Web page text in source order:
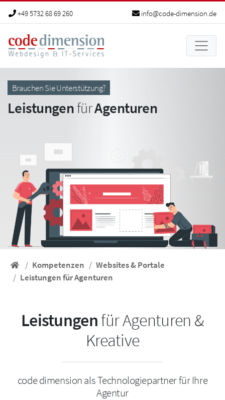
+49 5732 68 69 260 info@code-dimension.de
Brauchen Sie Unterstützung?
LeistungenfürAgenturen
StartseiteKompetenzen
Websites & Portale
Leistungen für Agenturen
Leistungenfür Agenturen &
Kreative
code dimension als Technologiepartner für Ihre
Agentur